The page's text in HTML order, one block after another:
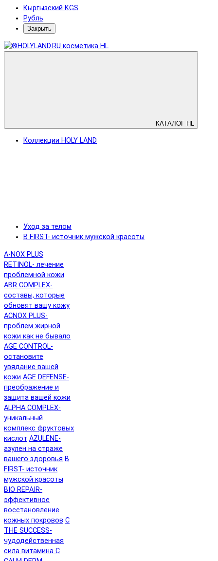
Кыргызский KGS
Рубль
Закрыть
КАТАЛОГ HL
Коллекции HOLY LAND
Уход за телом
B FIRST- источник мужской красоты
A-NOX PLUS
RETINOL- лечение
проблемной кожи
ABR COMPLEX-
составы, которые
обновят вашу кожу
ACNOX PLUS-
проблем жирной
кожи как не бывало
AGE CONTROL-
остановите
увядание вашей
кожи AGE DEFENSE-
преображение и
защита вашей кожи
ALPHA COMPLEX-
уникальный
комплекс фруктовых
кислот AZULENE-
азулен на страже
вашего здоровья B
FIRST- источник
мужской красоты
BIO REPAIR-
эффективное
восстановление
кожных покровов C
THE SUCCESS-
чудодейственная
сила витамина C